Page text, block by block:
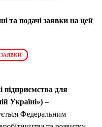
та подачі заявки на цей
підприємства для
Україні») –
Федеральним